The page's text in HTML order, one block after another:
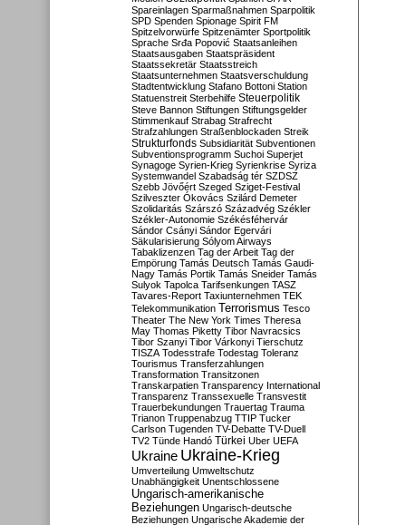
Spareinlagen Sparmaßnahmen Sparpolitik
SPD Spenden Spionage Spirit FM
Spitzelvorwürfe Spitzenämter Sportpolitik
Sprache Srđa Popović Staatsanleihen
Staatsausgaben Staatspräsident
Staatssekretär Staatsstreich
Staatsunternehmen Staatsverschuldung
Stadtentwicklung Stafano Bottoni Station
Statuenstreit Sterbehilfe Steuerpolitik
Steve Bannon Stiftungen Stiftungsgelder
Stimmenkauf Strabag Strafrecht
Strafzahlungen Straßenblockaden Streik
Strukturfonds Subsidiarität Subventionen
Subventionsprogramm Suchoi Superjet
Synagoge Syrien-Krieg Syrienkrise Syriza
Systemwandel Szabadság tér SZDSZ
Szebb Jövőért Szeged Sziget-Festival
Szilveszter Ókovács Szilárd Demeter
Szolidaritás Szárszó Századvég Székler
Székler-Autonomie Székésféhervár
Sándor Csányi Sándor Egervári
Säkularisierung Sólyom Airways
Tabaklizenzen Tag der Arbeit Tag der
Empörung Tamás Deutsch Tamás Gaudi-
Nagy Tamás Portik Tamás Sneider Tamás
Sulyok Tapolca Tarifsenkungen TASZ
Tavares-Report Taxiunternehmen TEK
Telekommunikation Terrorismus Tesco
Theater The New York Times Theresa
May Thomas Piketty Tibor Navracsics
Tibor Szanyi Tibor Várkonyi Tierschutz
TISZA Todesstrafe Todestag Toleranz
Tourismus Transferzahlungen
Transformation Transitzonen
Transkarpatien Transparency International
Transparenz Transsexuelle Transvestit
Trauerbekundungen Trauertag Trauma
Trianon Truppenabzug TTIP Tucker
Carlson Tugenden TV-Debatte TV-Duell
TV2 Tünde Handó Türkei Uber UEFA
Ukraine Ukraine-Krieg
Umverteilung Umweltschutz
Unabhängigkeit Unentschlossene
Ungarisch-amerikanische
Beziehungen Ungarisch-deutsche
Beziehungen Ungarische Akademie der